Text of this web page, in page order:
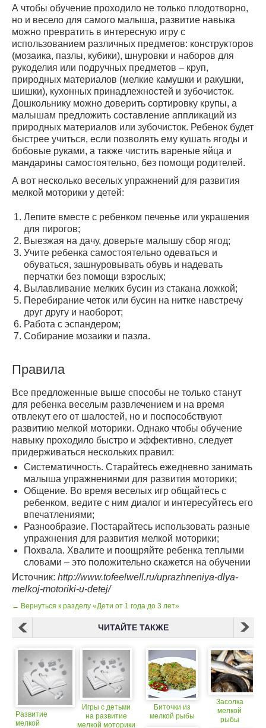
А чтобы обучение проходило не только плодотворно,
но и весело для самого малыша, развитие навыка
можно превратить в интересную игру с
использованием различных предметов: конструкторов
(мозаика, пазлы, кубики), шнуровки и наборов для
рукоделия или подручных предметов – круп,
природных материалов (мелкие камушки и ракушки,
шишки), кухонных принадлежностей и зубочисток.
Дошкольнику можно доверить сортировку крупы, а
малышам предложить составление аппликаций из
природных материалов или зубочисток. Ребенок будет
быстрее учиться, если позволять ему кушать ягоды и
бобовые руками, а также чистить вареные яйца и
мандарины самостоятельно, без помощи родителей.
А вот несколько веселых упражнений для развития
мелкой моторики у детей:
Лепите вместе с ребенком печенье или украшения
для пирогов;
Выезжая на дачу, доверьте малышу сбор ягод;
Учите ребенка самостоятельно одеваться и
обуваться, зашнуровывать обувь и надевать
перчатки без помощи взрослых;
Вылавливание мелких бусин из стакана ложкой;
Перебирание четок или бусин на нитке навстречу
друг другу и наоборот;
Работа с эспандером;
Собирание мозаики и пазла.
Правила
Все предложенные выше способы не только станут
для ребенка веселым развлечением и на время
отвлекут его от шалостей, но и поспособствуют
развитию мелкой моторики. Однако чтобы обучение
навыку проходило быстро и эффективно, следует
придерживаться нескольких правил:
Систематичность. Старайтесь ежедневно занимать
малыша упражнениями для развития моторики;
Общение. Во время веселых игр общайтесь с
ребенком, ведите с ним диалог и интересуйтесь его
впечатлениями;
Разнообразие. Постарайтесь использовать разные
упражнения для развития мелкой моторики;
Похвала. Хвалите и поощряйте ребенка теплыми
словами – это положительно скажется на обучении
Источник: http://www.tofeelwell.ru/uprazhneniya-dlya-
melkoj-motoriki-u-detej/
← Вернуться к разделу «Дети от 1 года до 3 лет»
ЧИТАЙТЕ ТАКЖЕ
Развитие
мелкой
Игры с детьми
на развитие
мелкой моторики
Биточки из
мелкой рыбы
Засолка
мелкой
рыбы